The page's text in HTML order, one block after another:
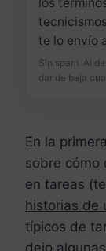
los
te lo envío
Sin spam. Al
dar de baja
En la
sobre cómo
en tareas
historias de
típicos de